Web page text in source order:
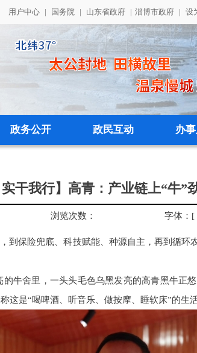
用户中心 | 国务院 | 山东省政府 | 淄博市政府 | 设
政务公开 政民互动 办
实干我行】高青：产业链上“牛”
浏览次数： 字体： [
到保险兜底、科技赋能、种源自主，再到循环
牛舍里，一头头毛色乌黑发亮的高青黑牛正
这是“喝啤酒、听音乐、做按摩、睡软床”的生活